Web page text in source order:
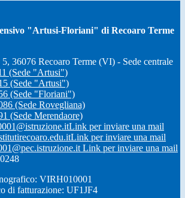
"Artusi-Floriani" di Recoaro Terme
36076 Recoaro Terme (VI) - Sede centrale
(Sede "Artusi")
(Sede "Artusi")
(Sede "Floriani")
(Sede Rovegliana)
(Sede Merendaore)
Link per inviare una mail
Link per inviare una mail
Link per inviare una mail
VIRH010001
di fatturazione: UF1JF4